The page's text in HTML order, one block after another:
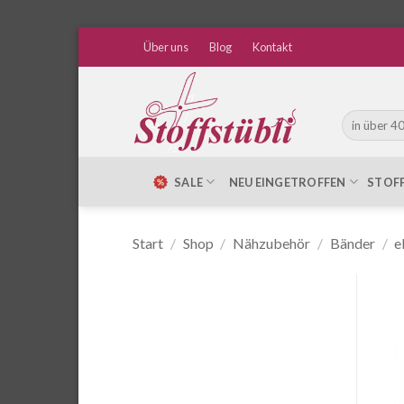
Über uns Blog Kontakt
Suche
nach:
SALE NEU EINGETROFFEN
Start / Shop / Nähzubehör / Bänder /